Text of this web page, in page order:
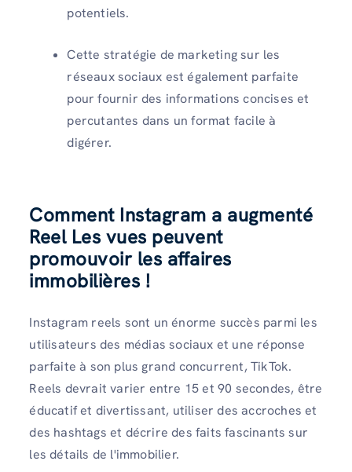
potentiels.
Cette stratégie de marketing sur les
réseaux sociaux est également parfaite
pour fournir des informations concises et
percutantes dans un format facile à
digérer.
Comment Instagram a augmenté
Reel Les vues peuvent
promouvoir les affaires
immobilières !
Instagram reels sont un énorme succès parmi les
utilisateurs des médias sociaux et une réponse
parfaite à son plus grand concurrent, TikTok.
Reels devrait varier entre 15 et 90 secondes, être
éducatif et divertissant, utiliser des accroches et
des hashtags et décrire des faits fascinants sur
les détails de l'immobilier.